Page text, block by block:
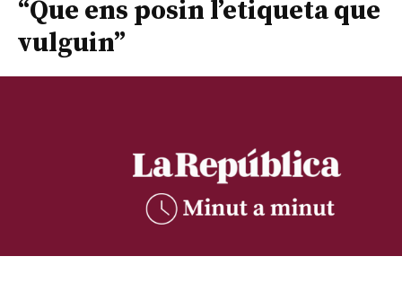
“Que ens posin l’etiqueta que
vulguin”